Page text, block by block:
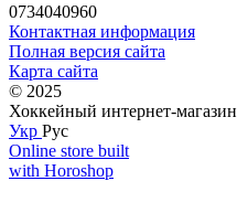
0734040960
Контактная информация
Полная версия сайта
Карта сайта
© 2025
Хоккейный интернет-магазин
Укр Рус
Online store built
with Horoshop